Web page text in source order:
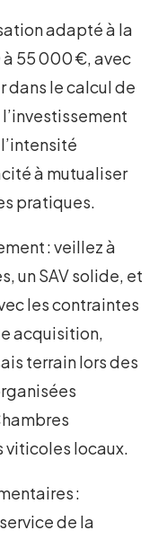
adapté à la
55 000 €, avec
dans le calcul de
à mutualiser
pratiques.
: veillez à
un SAV solide, et
les contraintes
acquisition,
terrain lors des
viticoles locaux.
:
de la